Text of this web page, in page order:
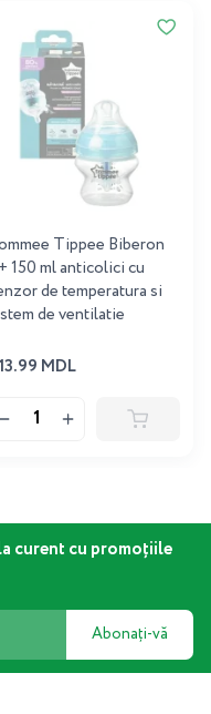
Tippee Biberon
150 ml anticolici cu
de temperatura si
de ventilatie
MDL
curent cu promoțiile
Abonați-vă